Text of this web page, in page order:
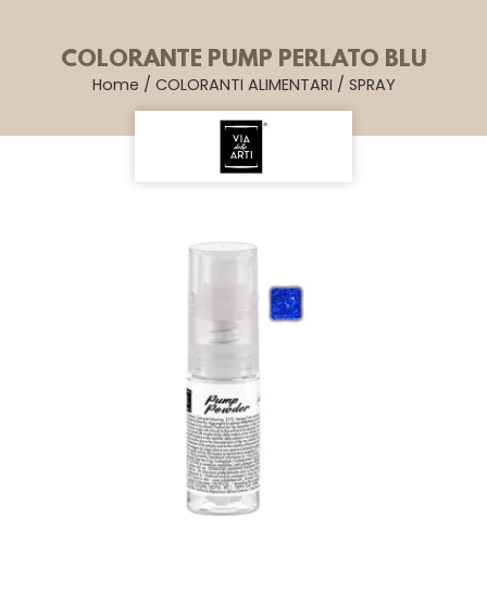
COLORANTE PUMP PERLATO BLU
Home / COLORANTI ALIMENTARI / SPRAY